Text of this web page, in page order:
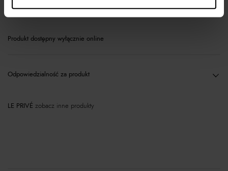
Materiał
Produkt dostępny wyłącznie online
Odpowiedzialność za produkt
LE PRIVÉ zobacz inne produkty